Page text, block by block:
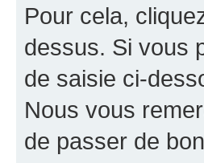
Pour cela,
dessus. Si vous
de saisie ci-
Nous vous
de passer de